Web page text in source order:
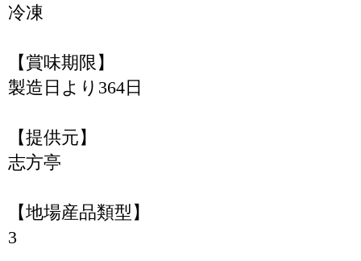
冷凍
【賞味期限】
製造日より364日
【提供元】
志方亭
【地場産品類型】
3